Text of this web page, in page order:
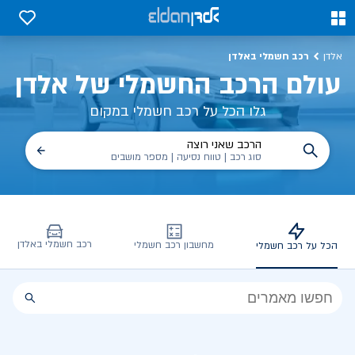
0
0
אלדן רכב חשמלי באלדן
עולם הרכב החשמלי של אלדן
גלו הכל על רכב חשמלי במקום
הרכב שאני רוצה
סוג רכב | טווח נסיעה | מספר מושבים
הכל על רכב חשמלי מחשבון רכב חשמלי רכב חשמלי באלדן
הכל
הכל על רכב חשמלי, שימושים, טכנולוגיה וכל מה שכדי לדעת | אלדן